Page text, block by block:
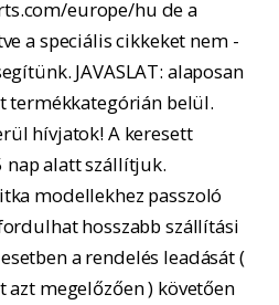
europe/hu de a
a speciális cikkeket nem -
JAVASLAT: alaposan
termékkategórián belül.
hívjatok! A keresett
nap alatt szállítjuk.
modellekhez passzoló
hosszabb szállítási
a rendelés leadását (
megelőzően ) követően